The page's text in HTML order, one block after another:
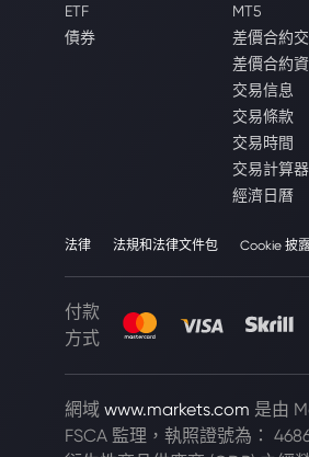
ETF
債券
MT5
差價合約
差價合約
交易信息
交易條款
交易時間
交易計算器
經濟日曆
法律 法規和法律文件包 Cookie 披
付款
方式
網域 www.markets.com 是由
FSCA 監理，執照證號為：